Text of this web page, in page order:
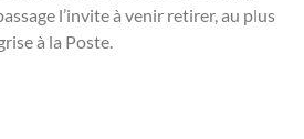
l’invite à venir retirer, au plus
à la Poste.